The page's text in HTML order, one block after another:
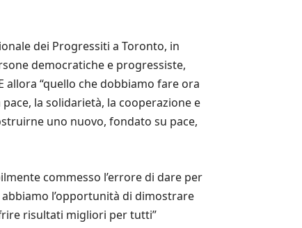
dei Progressiti a Toronto, in
democratiche e progressiste,
“quello che dobbiamo fare ora
la solidarietà, la cooperazione e
uno nuovo, fondato su pace,
commesso l’errore di dare per
l’opportunità di dimostrare
risultati migliori per tutti”